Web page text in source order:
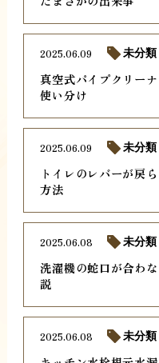
真空式パイプクリー
使い分け
2025.06.09 未分類
トイレのレバーが戻
方法
2025.06.09 未分類
洗濯機の蛇口が合わ
説
2025.06.08 未分類
2025.06.08 未分類